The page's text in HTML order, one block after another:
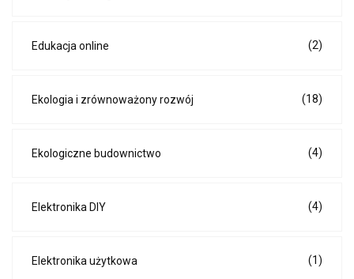
Edukacja online (2)
Ekologia i zrównoważony rozwój (18)
Ekologiczne budownictwo (4)
Elektronika DIY (4)
Elektronika użytkowa (1)